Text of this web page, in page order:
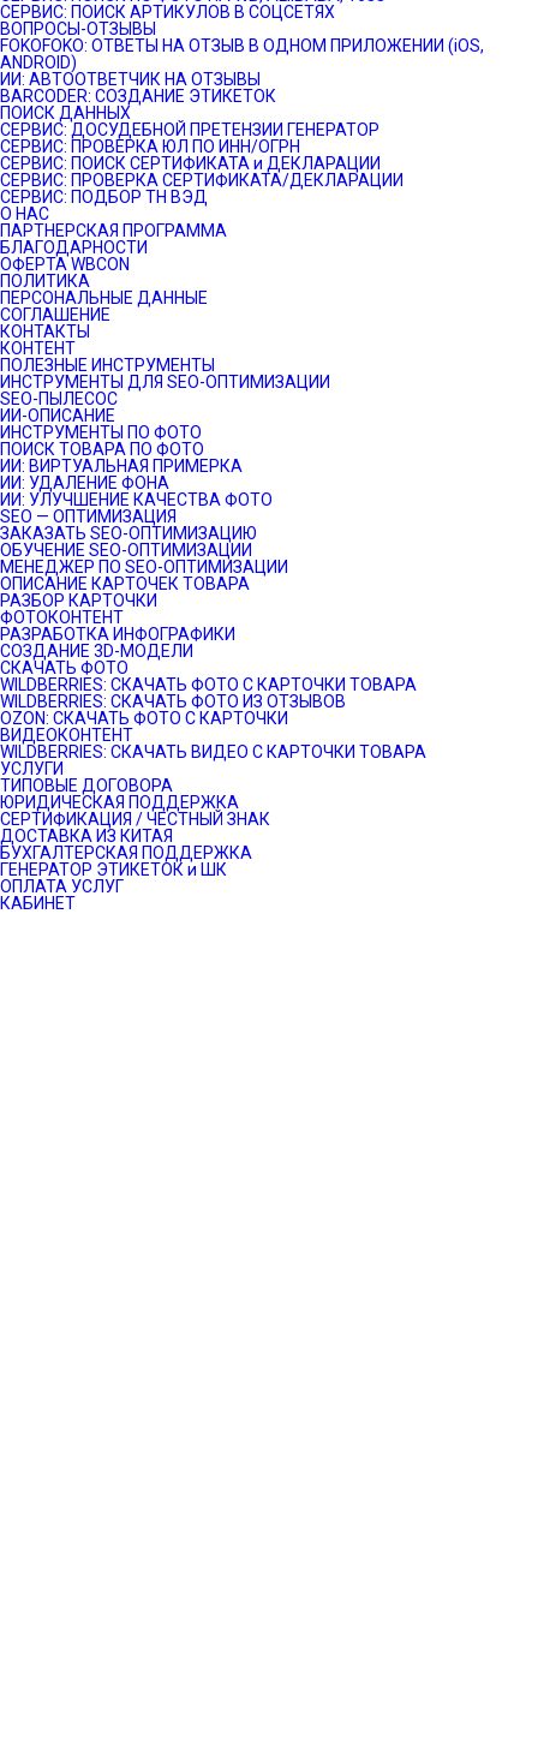
СЕРВИС: ПОИСК АРТИКУЛОВ В СОЦСЕТЯХ
ВОПРОСЫ-ОТЗЫВЫ
FOKOFOKO: ОТВЕТЫ НА ОТЗЫВ В ОДНОМ ПРИЛОЖЕНИИ (iOS,
ANDROID)
ИИ: АВТООТВЕТЧИК НА ОТЗЫВЫ
BARCODER: СОЗДАНИЕ ЭТИКЕТОК
ПОИСК ДАННЫХ
СЕРВИС: ДОСУДЕБНОЙ ПРЕТЕНЗИИ ГЕНЕРАТОР
СЕРВИС: ПРОВЕРКА ЮЛ ПО ИНН/ОГРН
СЕРВИС: ПОИСК СЕРТИФИКАТА и ДЕКЛАРАЦИИ
СЕРВИС: ПРОВЕРКА СЕРТИФИКАТА/ДЕКЛАРАЦИИ
СЕРВИС: ПОДБОР ТН ВЭД
О НАС
ПАРТНЕРСКАЯ ПРОГРАММА
БЛАГОДАРНОСТИ
ОФЕРТА WBCON
ПОЛИТИКА
ПЕРСОНАЛЬНЫЕ ДАННЫЕ
СОГЛАШЕНИЕ
КОНТАКТЫ
КОНТЕНТ
ПОЛЕЗНЫЕ ИНСТРУМЕНТЫ
ИНСТРУМЕНТЫ ДЛЯ SEO-ОПТИМИЗАЦИИ
SEO-ПЫЛЕСОС
ИИ-ОПИСАНИЕ
ИНСТРУМЕНТЫ ПО ФОТО
ПОИСК ТОВАРА ПО ФОТО
ИИ: ВИРТУАЛЬНАЯ ПРИМЕРКА
ИИ: УДАЛЕНИЕ ФОНА
ИИ: УЛУЧШЕНИЕ КАЧЕСТВА ФОТО
SEO — ОПТИМИЗАЦИЯ
ЗАКАЗАТЬ SEO-ОПТИМИЗАЦИЮ
ОБУЧЕНИЕ SEO-ОПТИМИЗАЦИИ
МЕНЕДЖЕР ПО SEO-ОПТИМИЗАЦИИ
ОПИСАНИЕ КАРТОЧЕК ТОВАРА
РАЗБОР КАРТОЧКИ
ФОТОКОНТЕНТ
РАЗРАБОТКА ИНФОГРАФИКИ
СОЗДАНИЕ 3D-МОДЕЛИ
СКАЧАТЬ ФОТО
WILDBERRIES: СКАЧАТЬ ФОТО С КАРТОЧКИ ТОВАРА
WILDBERRIES: СКАЧАТЬ ФОТО ИЗ ОТЗЫВОВ
OZON: СКАЧАТЬ ФОТО С КАРТОЧКИ
ВИДЕОКОНТЕНТ
WILDBERRIES: СКАЧАТЬ ВИДЕО С КАРТОЧКИ ТОВАРА
УСЛУГИ
ТИПОВЫЕ ДОГОВОРА
ЮРИДИЧЕСКАЯ ПОДДЕРЖКА
СЕРТИФИКАЦИЯ / ЧЕСТНЫЙ ЗНАК
ДОСТАВКА ИЗ КИТАЯ
БУХГАЛТЕРСКАЯ ПОДДЕРЖКА
ГЕНЕРАТОР ЭТИКЕТОК и ШК
ОПЛАТА УСЛУГ
КАБИНЕТ